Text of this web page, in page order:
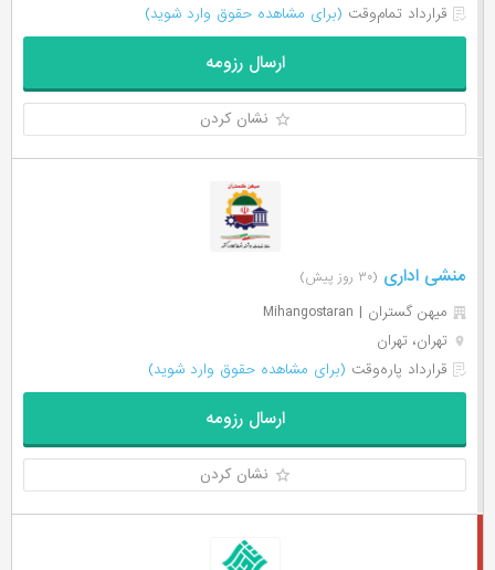
قرارداد تمام‌وقت (برای مشاهده حقوق وارد شوید)
ارسال رزومه
نشان کردن
منشی اداری (۳۰ روز پیش)
میهن گستران | Mihangostaran
تهران، تهران
قرارداد پاره‌وقت (برای مشاهده حقوق وارد شوید)
ارسال رزومه
نشان کردن